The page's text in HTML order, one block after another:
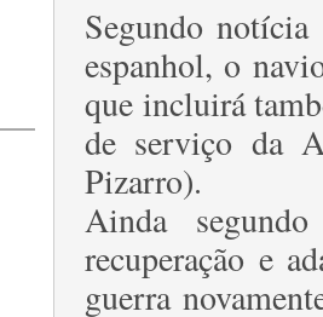
Segundo
espanhol, o
que incluirá
de serviço da
Pizarro).
Ainda
recuperação e
guerra